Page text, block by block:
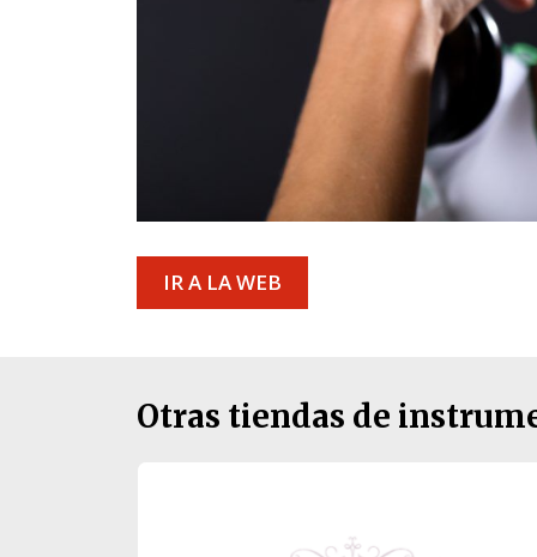
IR A LA WEB
Otras tiendas de